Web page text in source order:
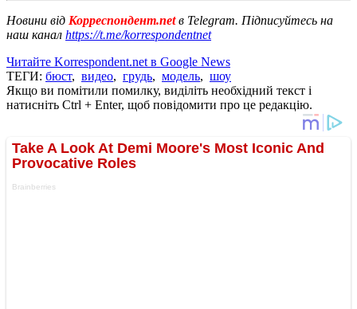
Новини від Корреспондент.netв Telegram. Підписуйтесь на
наш канал https://t.me/korrespondentnet
Читайте Korrespondent.net в Google News
ТЕГИ: бюст, видео, грудь, модель, шоу
Якщо ви помітили помилку, виділіть необхідний текст і
натисніть Ctrl + Enter, щоб повідомити про це редакцію.